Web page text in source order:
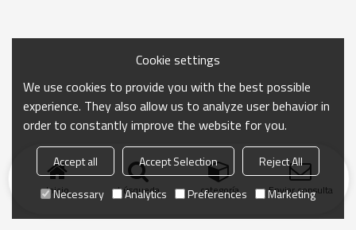
Inicio búsqueda categoría Enviar consulta
Cookie settings
We use cookies to provide you with the best possible
experience. They also allow us to analyze user behavior in
order to constantly improve the website for you.
Accept all Accept Selection
Reject All
Necessary
Analytics Preferences Marketing